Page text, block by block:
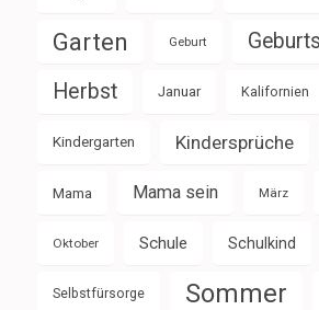
Garten Geburt
Herbst Januar Kalifornien
Kindergarten Kindersprüche
Mama Mama sein März
Oktober Schule Schulkind
Selbstfürsorge Sommer